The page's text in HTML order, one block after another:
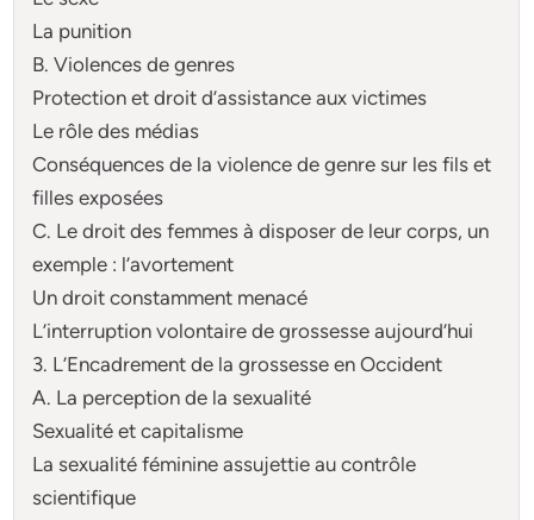
La punition
B. Violences de genres
Protection et droit d’assistance aux victimes
Le rôle des médias
Conséquences de la violence de genre sur les fils et
filles exposées
C. Le droit des femmes à disposer de leur corps, un
exemple : l’avortement
Un droit constamment menacé
L’interruption volontaire de grossesse aujourd’hui
3. L’Encadrement de la grossesse en Occident
A. La perception de la sexualité
Sexualité et capitalisme
La sexualité féminine assujettie au contrôle
scientifique